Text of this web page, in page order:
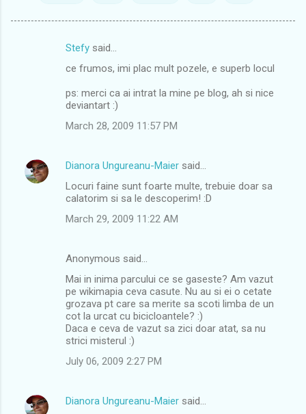
t
Stefy said…
ce frumos, imi plac mult pozele, e superb locul
ps: merci ca ai intrat la mine pe blog, ah si nice
deviantart :)
March 28, 2009 11:57 PM
Dianora Ungureanu-Maier said…
Locuri faine sunt foarte multe, trebuie doar sa
calatorim si sa le descoperim! :D
March 29, 2009 11:22 AM
Anonymous said…
Mai in inima parcului ce se gaseste? Am vazut
pe wikimapia ceva casute. Nu au si ei o cetate
grozava pt care sa merite sa scoti limba de un
cot la urcat cu bicicloantele? :)
Daca e ceva de vazut sa zici doar atat, sa nu
strici misterul :)
July 06, 2009 2:27 PM
Dianora Ungureanu-Maier said…